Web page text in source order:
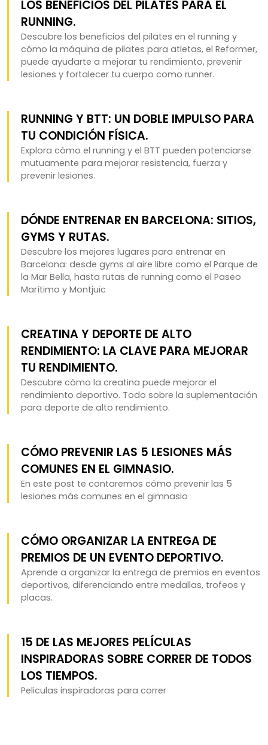
LOS BENEFICIOS DEL PILATES PARA EL
RUNNING.
Descubre los beneficios del pilates en el running y
cómo la máquina de pilates para atletas, el Reformer,
puede ayudarte a mejorar tu rendimiento, prevenir
lesiones y fortalecer tu cuerpo como runner.
RUNNING Y BTT: UN DOBLE IMPULSO PARA
TU CONDICIÓN FÍSICA.
Explora cómo el running y el BTT pueden potenciarse
mutuamente para mejorar resistencia, fuerza y
prevenir lesiones.
DÓNDE ENTRENAR EN BARCELONA: SITIOS,
GYMS Y RUTAS.
Descubre los mejores lugares para entrenar en
Barcelona: desde gyms al aire libre como el Parque de
la Mar Bella, hasta rutas de running como el Paseo
Marítimo y Montjuïc
CREATINA Y DEPORTE DE ALTO
RENDIMIENTO: LA CLAVE PARA MEJORAR
TU RENDIMIENTO.
Descubre cómo la creatina puede mejorar el
rendimiento deportivo. Todo sobre la suplementación
para deporte de alto rendimiento.
CÓMO PREVENIR LAS 5 LESIONES MÁS
COMUNES EN EL GIMNASIO.
En este post te contaremos cómo prevenir las 5
lesiones más comunes en el gimnasio
CÓMO ORGANIZAR LA ENTREGA DE
PREMIOS DE UN EVENTO DEPORTIVO.
Aprende a organizar la entrega de premios en eventos
deportivos, diferenciando entre medallas, trofeos y
placas.
15 DE LAS MEJORES PELÍCULAS
INSPIRADORAS SOBRE CORRER DE TODOS
LOS TIEMPOS.
Peliculas inspiradoras para correr